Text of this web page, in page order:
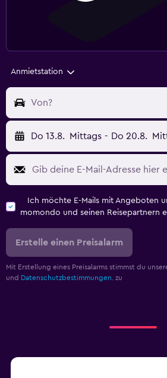
Anmietstation
Von?
Do 13.8. Mittags - Do 20.8.
Ich möchte E-Mails mit Angeboten
momondo und seinen Reisepartnern
Erstelle einen Preisalarm
Mit Erstellung eines Preisalarms stimmst du
und Datenschutzbestimmungen. zu